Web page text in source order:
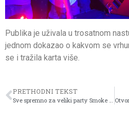
Publika je uživala u trosatnom
jednom dokazao o kakvom se
se i tražila karta više.
PRETHODNI TEKST
Sve spremno za veliki party Smoke Mardeljana u Amfiteatru Doma Mladih 08. augusta, ostao još mali broj karata